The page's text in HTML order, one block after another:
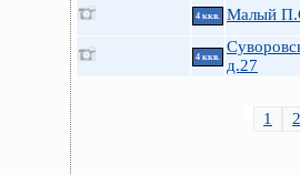
4 ккв. Малый
4 ккв.
д.27
1 2